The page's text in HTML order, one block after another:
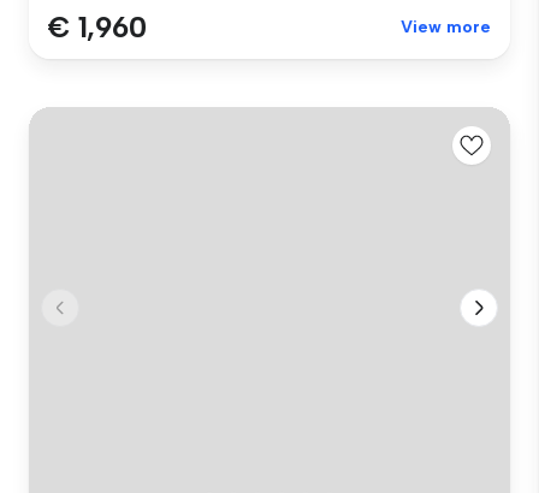
€ 1,960 View more